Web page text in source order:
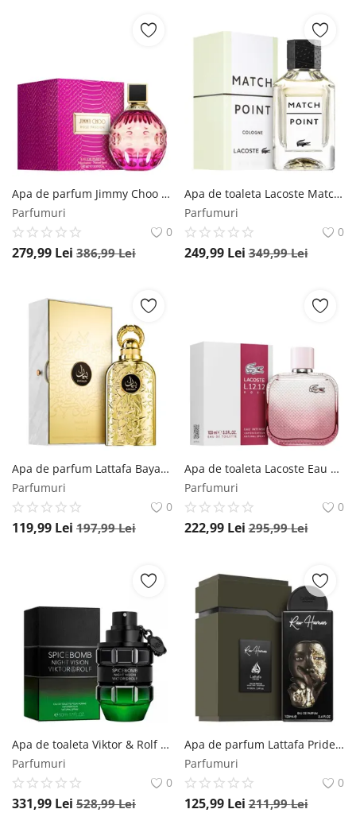
Apa de parfum Jimmy Choo Rose Passion for Women, 100 ml, pentru femei Jimmy Choo
Parfumuri
0
279,99 Lei 386,99Lei
Apa de toaleta Lacoste Match Point Cologne, 100 ml, pentru barbati Lacoste
Parfumuri
0
249,99 Lei 349,99Lei
Apa de parfum Lattafa Bayaan, 100 ml, pentru femei Lattafa
Parfumuri
0
119,99 Lei 197,99Lei
Apa de toaleta Lacoste Eau de Lacoste L.12.12 Rose Pour Elle Intense, 100 ml, pentru femei Lacoste
Parfumuri
0
222,99 Lei 295,99Lei
Apa de toaleta Viktor & Rolf Spicebomb Night Vision, 50 ml, pentru barbati Viktor & Rolf
Parfumuri
0
331,99 Lei 528,99Lei
Apa de parfum Lattafa Pride Raw Human, 100 ml, unisex Lattafa
Parfumuri
0
125,99 Lei 211,99Lei